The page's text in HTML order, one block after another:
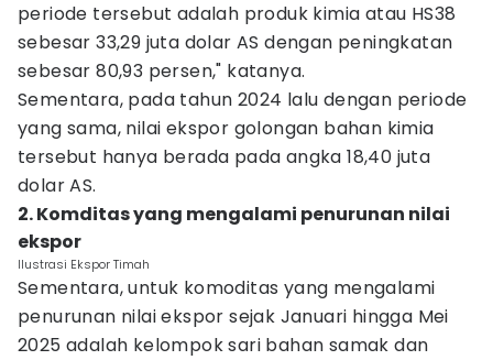
periode tersebut adalah produk kimia atau HS38
sebesar 33,29 juta dolar AS dengan peningkatan
sebesar 80,93 persen," katanya.
Sementara, pada tahun 2024 lalu dengan periode
yang sama, nilai ekspor golongan bahan kimia
tersebut hanya berada pada angka 18,40 juta
dolar AS.
2. Komditas yang mengalami penurunan nilai
ekspor
Ilustrasi Ekspor Timah
Sementara, untuk komoditas yang mengalami
penurunan nilai ekspor sejak Januari hingga Mei
2025 adalah kelompok sari bahan samak dan